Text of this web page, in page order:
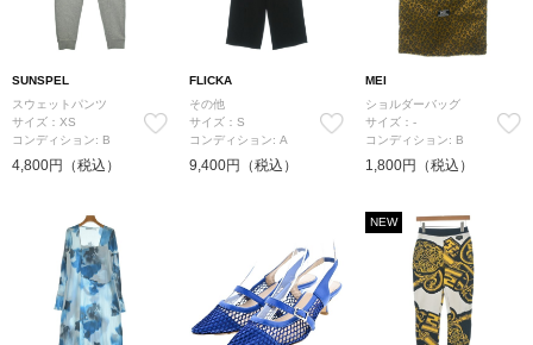
SUNSPEL
スウェットパンツ
サイズ：XS
コンディション: B
4,800円（税込）
FLICKA
その他
サイズ：S
コンディション: A
9,400円（税込）
MEI
ショルダーバッグ
サイズ：-
コンディション: B
1,800円（税込）
NEW